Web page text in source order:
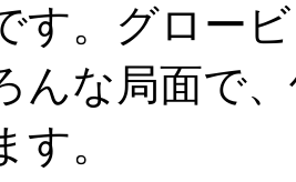
す。グロー
んな局面で
す。